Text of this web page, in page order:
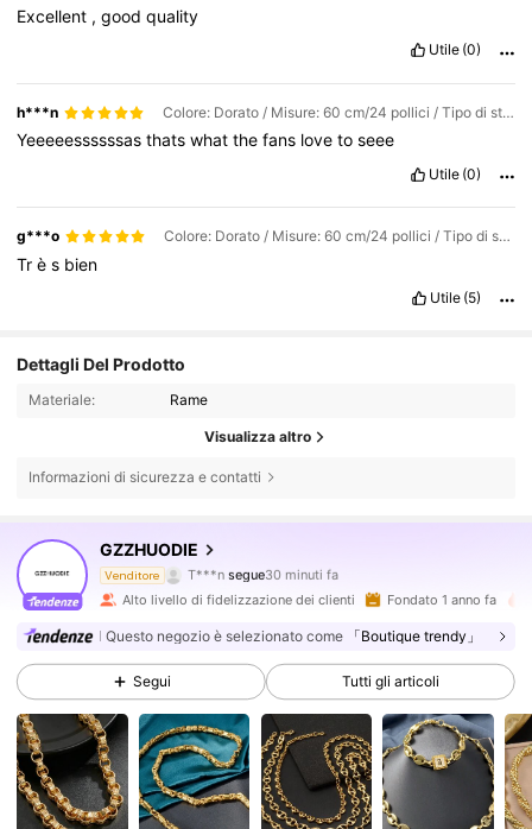
Excellent ,goodquality
Utile (0)
h***n Colore: Dorato / Misure: 60 cm/24 pollici / Tipo di stile: design d'avanguardia
Yeeeeessssssasthatswhatthefans lovetoseee
Utile (0)
g***o Colore: Dorato / Misure: 60 cm/24 pollici / Tipo di stile: design d'avanguardia
Très bien
Utile (5)
Dettagli Del Prodotto
Materiale: Rame
Visualizza altro
Informazioni di sicurezza e contatti
GZZHUODIE
Venditore
T***n
s***2 sta navigando
4.85
24K Follower
24K Follower
4.85 24K Follower
Alto livello di fidelizzazione dei clienti Fondato 1 anno fa
Questo negozio è selezionato come 「Boutique trendy」
Segui Tutti gli articoli